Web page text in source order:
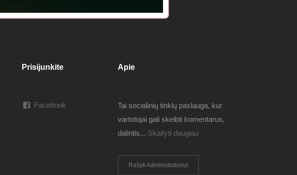
Apie
Tai socialinių tinklų paslauga, kur
vartotojai gali skelbti komentarus,
dalintis... Skaityti daugiau
Rašyti Administratoriui
Prisijunkite
Facebook